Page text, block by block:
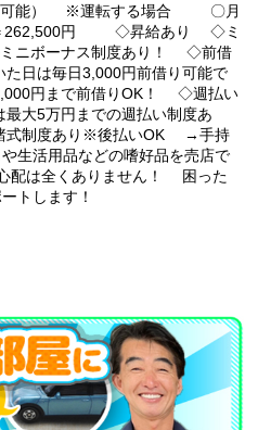
円可能） ※運転する場合 〇月
＝262,500円 ◇昇給あり ◇ミ
ニボーナス制度あり！ ◇前借
日は毎日3,000円前借り可能で
円まで前借りOK！ ◇週払い
大5万円までの週払い制度あ
式制度あり※後払いOK →手持
生活用品などの嗜好品を売店で
は全くありません！ 困った
トします！